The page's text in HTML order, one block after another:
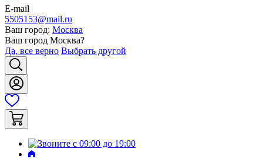
E-mail
5505153@mail.ru
Ваш город: Москва
Ваш город Москва?
Да, все верно Выбрать другой